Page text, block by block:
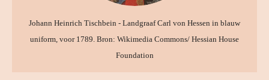
Johann Heinrich Tischbein - Landgraaf Carl von Hessen in blauw
uniform, voor 1789. Bron: Wikimedia Commons/ Hessian House
Foundation